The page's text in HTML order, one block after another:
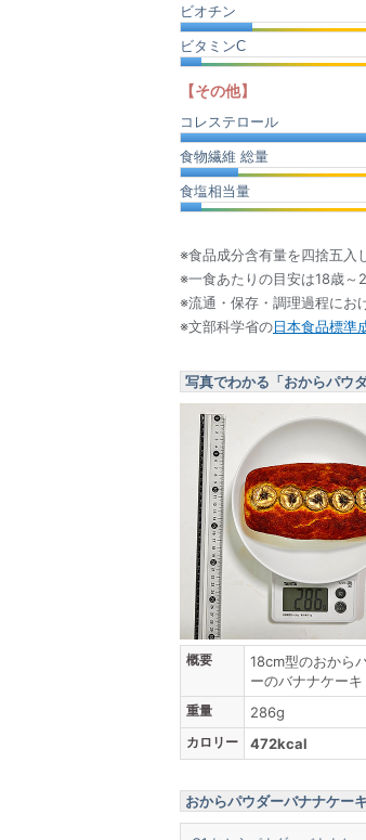
ビオチン
ビタミンC
【その他】
コレステロール
食物繊維 総量
食塩相当量
※食品成分含有量を四捨五入
※一食あたりの目安は18歳～
※流通・保存・調理過程にお
※文部科学省の日本食品標準
写真でわかる「おからパウ
概要
18cm型のおから
ーのバナナケーキ
重量 286g
カロリー 472kcal
おからパウダーバナナケー